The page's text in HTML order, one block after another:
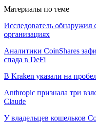
Материалы по теме
Исследователь
организациях
Аналитики CoinShares
спада в DeFi
В Kraken указали на
Anthropic признала три
Claude
У владельцев кошельков